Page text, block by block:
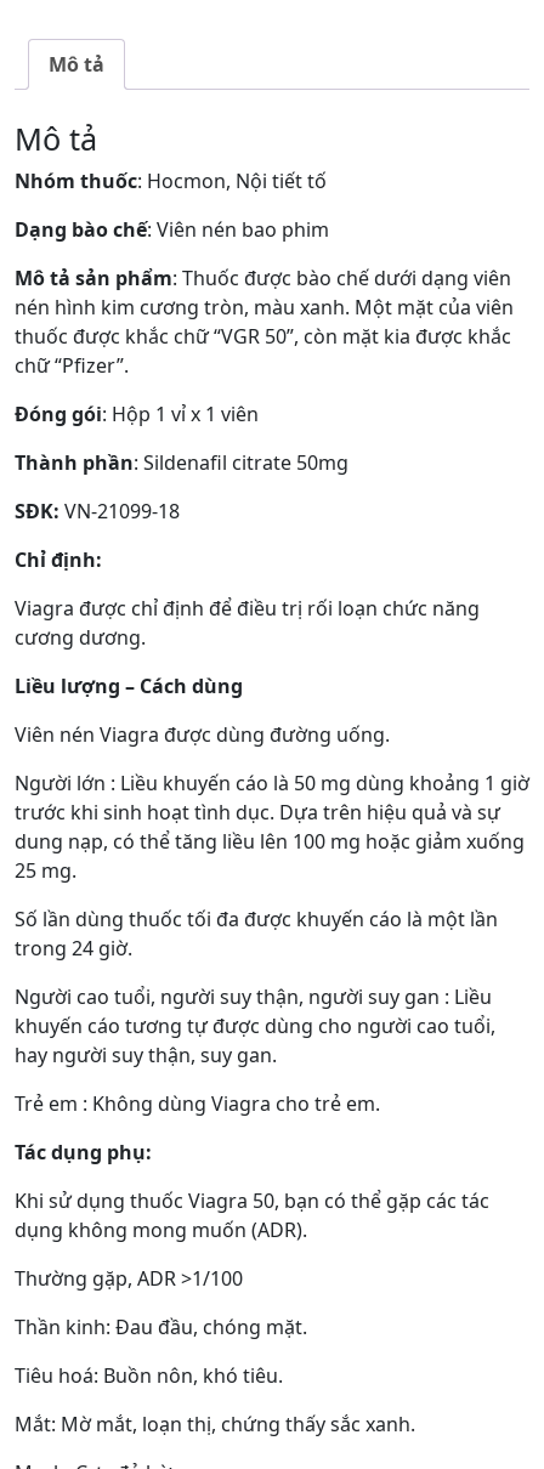
Mô tả
Mô tả
Nhóm thuốc: Hocmon, Nội tiết tố
Dạng bào chế: Viên nén bao phim
Mô tả sản phẩm: Thuốc được bào chế dưới dạng viên
nén hình kim cương tròn, màu xanh. Một mặt của viên
thuốc được khắc chữ “VGR 50”, còn mặt kia được khắc
chữ “Pfizer”.
Đóng gói: Hộp 1 vỉ x 1 viên
Thành phần: Sildenafil citrate 50mg
SĐK: VN-21099-18
Chỉ định:
Viagra được chỉ định để điều trị rối loạn chức năng
cương dương.
Liều lượng – Cách dùng
Viên nén Viagra được dùng đường uống.
Người lớn : Liều khuyến cáo là 50 mg dùng khoảng 1 giờ
trước khi sinh hoạt tình dục. Dựa trên hiệu quả và sự
dung nạp, có thể tăng liều lên 100 mg hoặc giảm xuống
25 mg.
Số lần dùng thuốc tối đa được khuyến cáo là một lần
trong 24 giờ.
Người cao tuổi, người suy thận, người suy gan : Liều
khuyến cáo tương tự được dùng cho người cao tuổi,
hay người suy thận, suy gan.
Trẻ em : Không dùng Viagra cho trẻ em.
Tác dụng phụ:
Khi sử dụng thuốc Viagra 50, bạn có thể gặp các tác
dụng không mong muốn (ADR).
Thường gặp, ADR >1/100
Thần kinh: Đau đầu, chóng mặt.
Tiêu hoá: Buồn nôn, khó tiêu.
Mắt: Mờ mắt, loạn thị, chứng thấy sắc xanh.